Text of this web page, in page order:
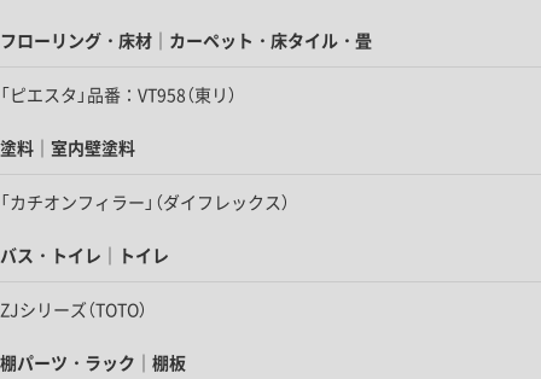
フローリング・床材｜カーペット・床タイル・畳
「ピエスタ」品番：VT958（東リ）
塗料｜室内壁塗料
「カチオンフィラー」（ダイフレックス）
バス・トイレ｜トイレ
ZJシリーズ（TOTO）
棚パーツ・ラック｜棚板